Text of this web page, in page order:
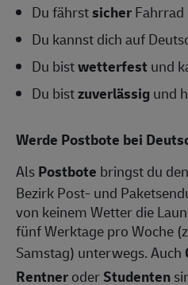
Du fährstsicher
Du kannst dich auf
Du bistwetterfest und
Du bistzuverlässigund
Werde Postbote bei
AlsPostbote bringst du
Bezirk Post- und
von keinem Wetter die
fünf Werktage pro Woche
Samstag) unterwegs. Auch
RentneroderStudenten